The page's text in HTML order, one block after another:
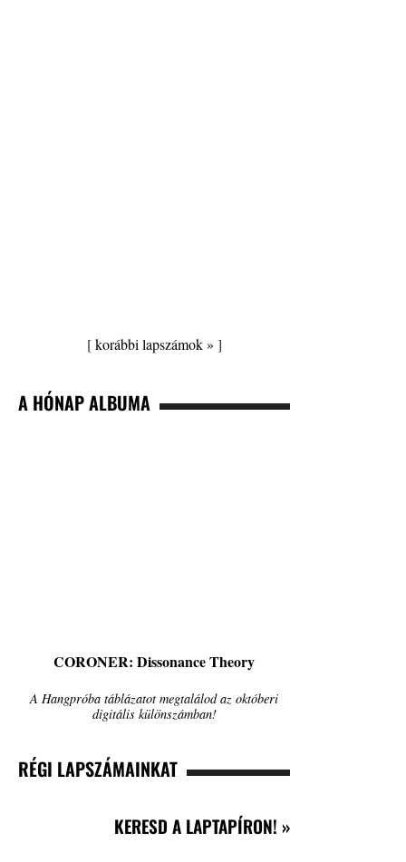
[korábbi lapszámok » ]
A HÓNAP ALBUMA
CORONER: Dissonance Theory
A Hangpróba táblázatot megtalálod az októberi
digitális különszámban!
RÉGI LAPSZÁMAINKAT
KERESD A LAPTAPÍRON! »